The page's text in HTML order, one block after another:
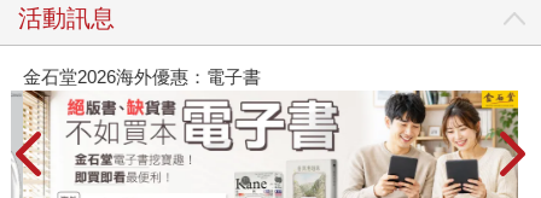
活動訊息
金石堂2026海外優惠：電子書